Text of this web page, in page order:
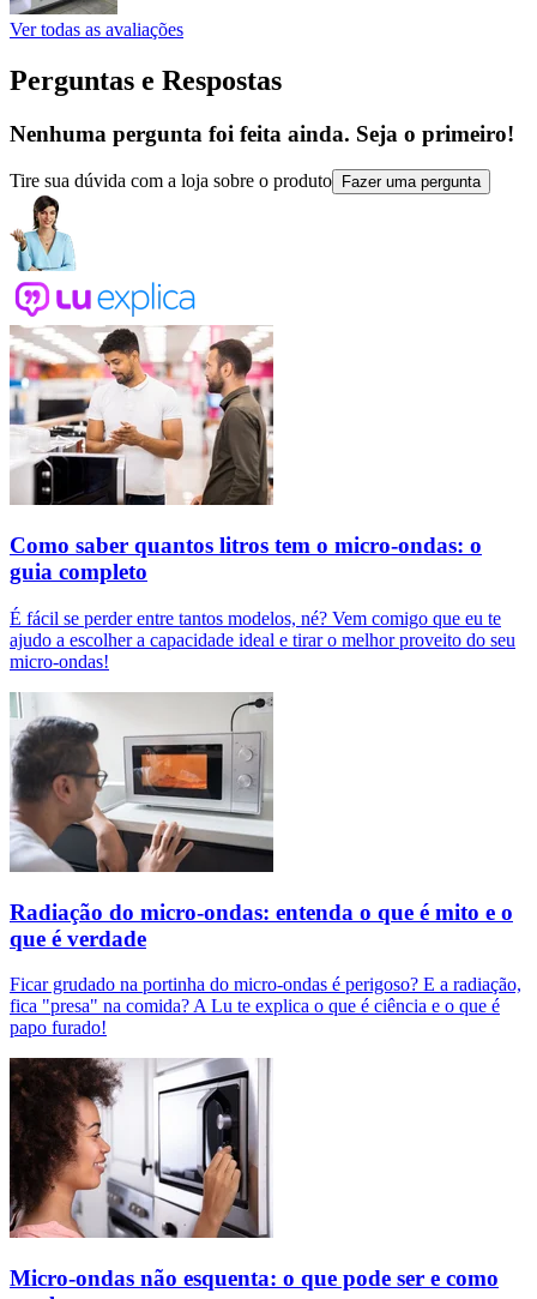
Ver todas as avaliações
Perguntas e Respostas
Nenhuma pergunta foi feita ainda. Seja o primeiro!
Tire sua dúvida com a loja sobre o produto Fazer uma pergunta
Como saber quantos litros tem o micro-ondas: o
guia completo
É fácil se perder entre tantos modelos, né? Vem comigo que eu te
ajudo a escolher a capacidade ideal e tirar o melhor proveito do seu
micro-ondas!
Radiação do micro-ondas: entenda o que é mito e o
que é verdade
Ficar grudado na portinha do micro-ondas é perigoso? E a radiação,
fica "presa" na comida? A Lu te explica o que é ciência e o que é
papo furado!
Micro-ondas não esquenta: o que pode ser e como